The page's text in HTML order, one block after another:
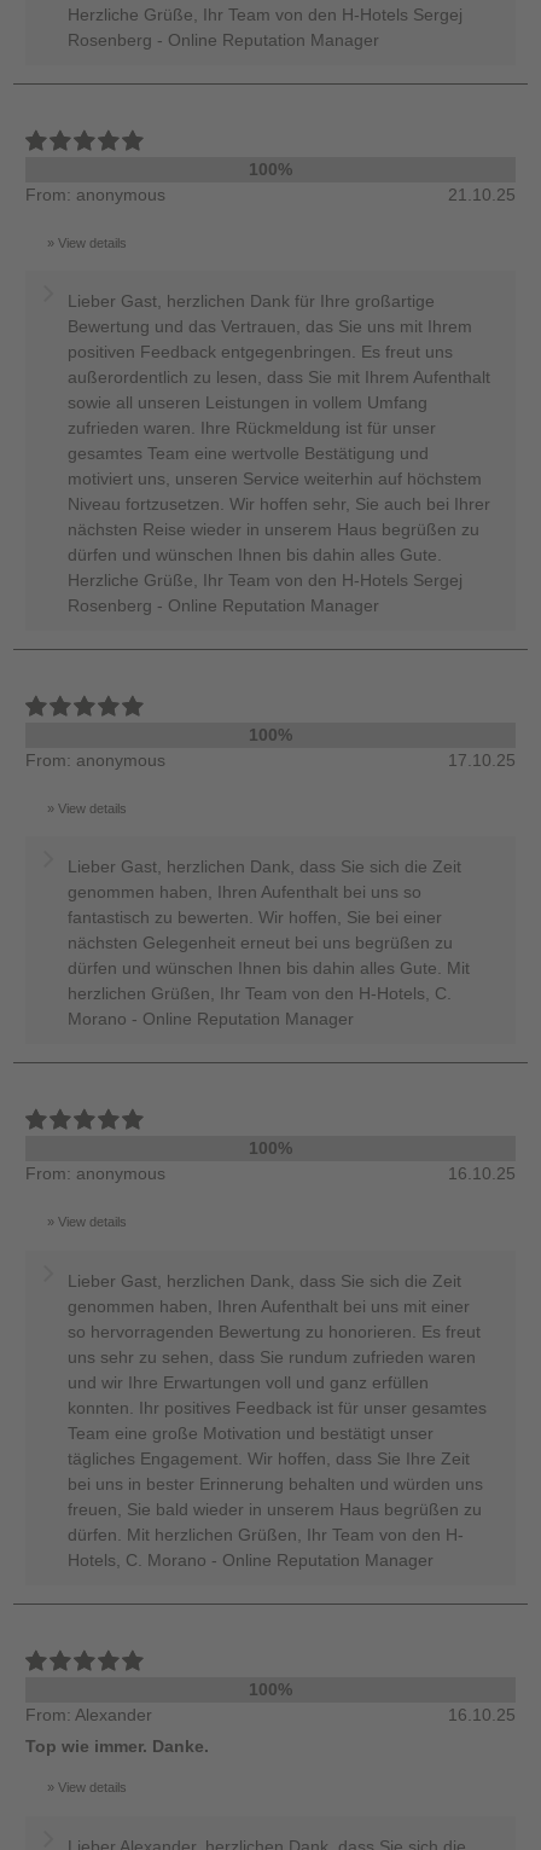
Herzliche Grüße, Ihr Team von den H-Hotels Sergej
Rosenberg - Online Reputation Manager
100%
From: anonymous
21.10.25
View details
Lieber Gast, herzlichen Dank für Ihre großartige
Bewertung und das Vertrauen, das Sie uns mit Ihrem
positiven Feedback entgegenbringen. Es freut uns
außerordentlich zu lesen, dass Sie mit Ihrem Aufenthalt
sowie all unseren Leistungen in vollem Umfang
zufrieden waren. Ihre Rückmeldung ist für unser
gesamtes Team eine wertvolle Bestätigung und
motiviert uns, unseren Service weiterhin auf höchstem
Niveau fortzusetzen. Wir hoffen sehr, Sie auch bei Ihrer
nächsten Reise wieder in unserem Haus begrüßen zu
dürfen und wünschen Ihnen bis dahin alles Gute.
Herzliche Grüße, Ihr Team von den H-Hotels Sergej
Rosenberg - Online Reputation Manager
100%
From: anonymous
17.10.25
View details
Lieber Gast, herzlichen Dank, dass Sie sich die Zeit
genommen haben, Ihren Aufenthalt bei uns so
fantastisch zu bewerten. Wir hoffen, Sie bei einer
nächsten Gelegenheit erneut bei uns begrüßen zu
dürfen und wünschen Ihnen bis dahin alles Gute. Mit
herzlichen Grüßen, Ihr Team von den H-Hotels, C.
Morano - Online Reputation Manager
100%
From: anonymous
16.10.25
View details
Lieber Gast, herzlichen Dank, dass Sie sich die Zeit
genommen haben, Ihren Aufenthalt bei uns mit einer
so hervorragenden Bewertung zu honorieren. Es freut
uns sehr zu sehen, dass Sie rundum zufrieden waren
und wir Ihre Erwartungen voll und ganz erfüllen
konnten. Ihr positives Feedback ist für unser gesamtes
Team eine große Motivation und bestätigt unser
tägliches Engagement. Wir hoffen, dass Sie Ihre Zeit
bei uns in bester Erinnerung behalten und würden uns
freuen, Sie bald wieder in unserem Haus begrüßen zu
dürfen. Mit herzlichen Grüßen, Ihr Team von den H-
Hotels, C. Morano - Online Reputation Manager
100%
From: Alexander
16.10.25
Top wie immer. Danke.
View details
Lieber Alexander, herzlichen Dank, dass Sie sich die